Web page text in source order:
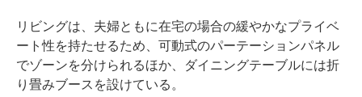
リビングは、夫婦ともに在宅の場合の緩やかなプライベ
ート性を持たせるため、可動式のパーテーションパネル
でゾーンを分けられるほか、ダイニングテーブルには折
り畳みブースを設けている。